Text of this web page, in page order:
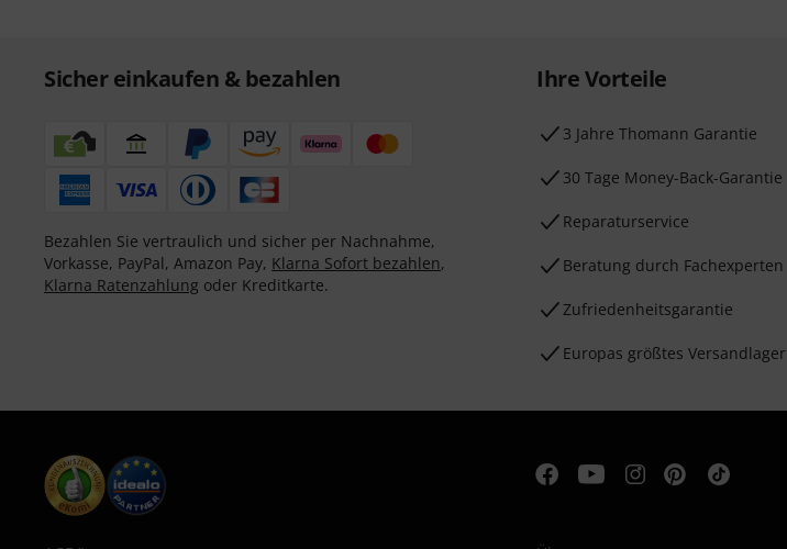
Sicher einkaufen & bezahlen
Bezahlen Sie vertraulich und sicher per Nachnahme,
Vorkasse, PayPal, Amazon Pay, Klarna Sofort bezahlen,
Klarna Ratenzahlung oder Kreditkarte.
Ihre Vorteile
3 Jahre Thomann Garantie
30 Tage Money-Back-Garantie
Reparaturservice
Beratung durch Fachexperten
Zufriedenheitsgarantie
Europas größtes Versandlager